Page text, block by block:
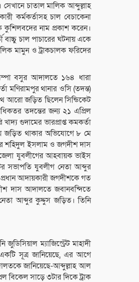
চাতাল মালিক আব্দুল্লাহ
কর্মকর্তাসহ চাল বেচাকেনা
নাম প্রকাশ করেন।
বাচ্চু চাল পাচারের ঘটনায় একে
মামুন ও ট্রাকচালক ফরিদের
বসুর আদালতে ১৬৪ ধারা
মণিরামপুর থানার ওসি (তদন্ত)
আরো জড়িত ছিলেন সিন্ডিকেট
তদন্তের জন্য ২১ এপ্রিল
গুদামের ভারপ্রাপ্ত কমকর্তা
জড়িত থাকার অভিযোগে ৮ মে
শহিদুল ইসলাম ও জগদীশ দাস
যুবলীগের আহবায়ক ভাইস
সভাপতি যুবলীগ নেতা আব্দুর
আদায়কারী জগদীশকে গত
দাস আদালতে জবানবন্দিতে
আব্দুর কুদ্দুস জড়িত। তিনি
ম্যাজিস্ট্রেট মাহাদী
একটি সূত্র জানিয়েছে, এর আগে
জানিয়েছে-আব্দুল্লাহ আল
বিকেল সাড়ে ৩টার দিকে ট্রাক